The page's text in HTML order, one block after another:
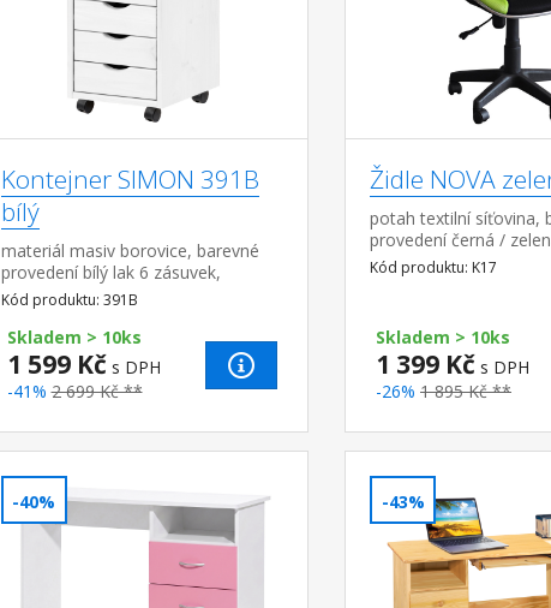
Kontejner SIMON 391B
bílý
materiál masiv borovice, barevné
provedení bílý lak 6 zásuvek,
pojízdný na kolečkách vnitřní
rozměr zásuvky (š/h/v) 26,7 × 32,5 ×
6 cm
Kód produktu: 391B
Skladem > 10ks
1 599 Kč s DPH
-41% 2 699 Kč **
Židle NOVA
potah textilní síťovina,
provedení černá /
nastavitelná, výška
nastavitelná tuhost
Kód produktu: K17
Skladem > 10ks
1 399 Kč s DPH
-26% 1 895 Kč **
-40% -43%